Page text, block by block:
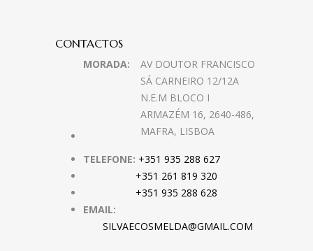
CONTACTOS
MORADA:
AV DOUTOR FRANCISCO
SÁ CARNEIRO 12/12A
N.E.M BLOCO I
ARMAZÉM 16, 2640-486,
MAFRA, LISBOA
TELEFONE: +351 935 288 627
+351 261 819 320
+351 935 288 628
EMAIL:
SILVAECOSMELDA@GMAIL.COM